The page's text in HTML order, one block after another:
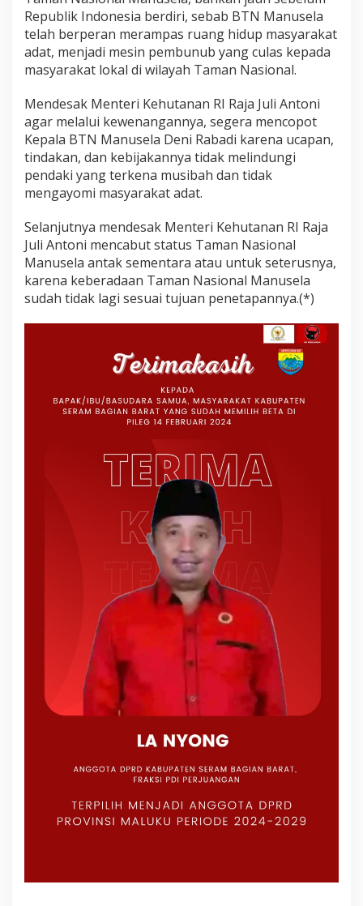
Republik Indonesia berdiri, sebab BTN Manusela
telah berperan merampas ruang hidup masyarakat
adat, menjadi mesin pembunub yang culas kepada
masyarakat lokal di wilayah Taman Nasional.
Mendesak Menteri Kehutanan RI Raja Juli Antoni
agar melalui kewenangannya, segera mencopot
Kepala BTN Manusela Deni Rabadi karena ucapan,
tindakan, dan kebijakannya tidak melindungi
pendaki yang terkena musibah dan tidak
mengayomi masyarakat adat.
Selanjutnya mendesak Menteri Kehutanan RI Raja
Juli Antoni mencabut status Taman Nasional
Manusela antak sementara atau untuk seterusnya,
karena keberadaan Taman Nasional Manusela
sudah tidak lagi sesuai tujuan penetapannya.(*)